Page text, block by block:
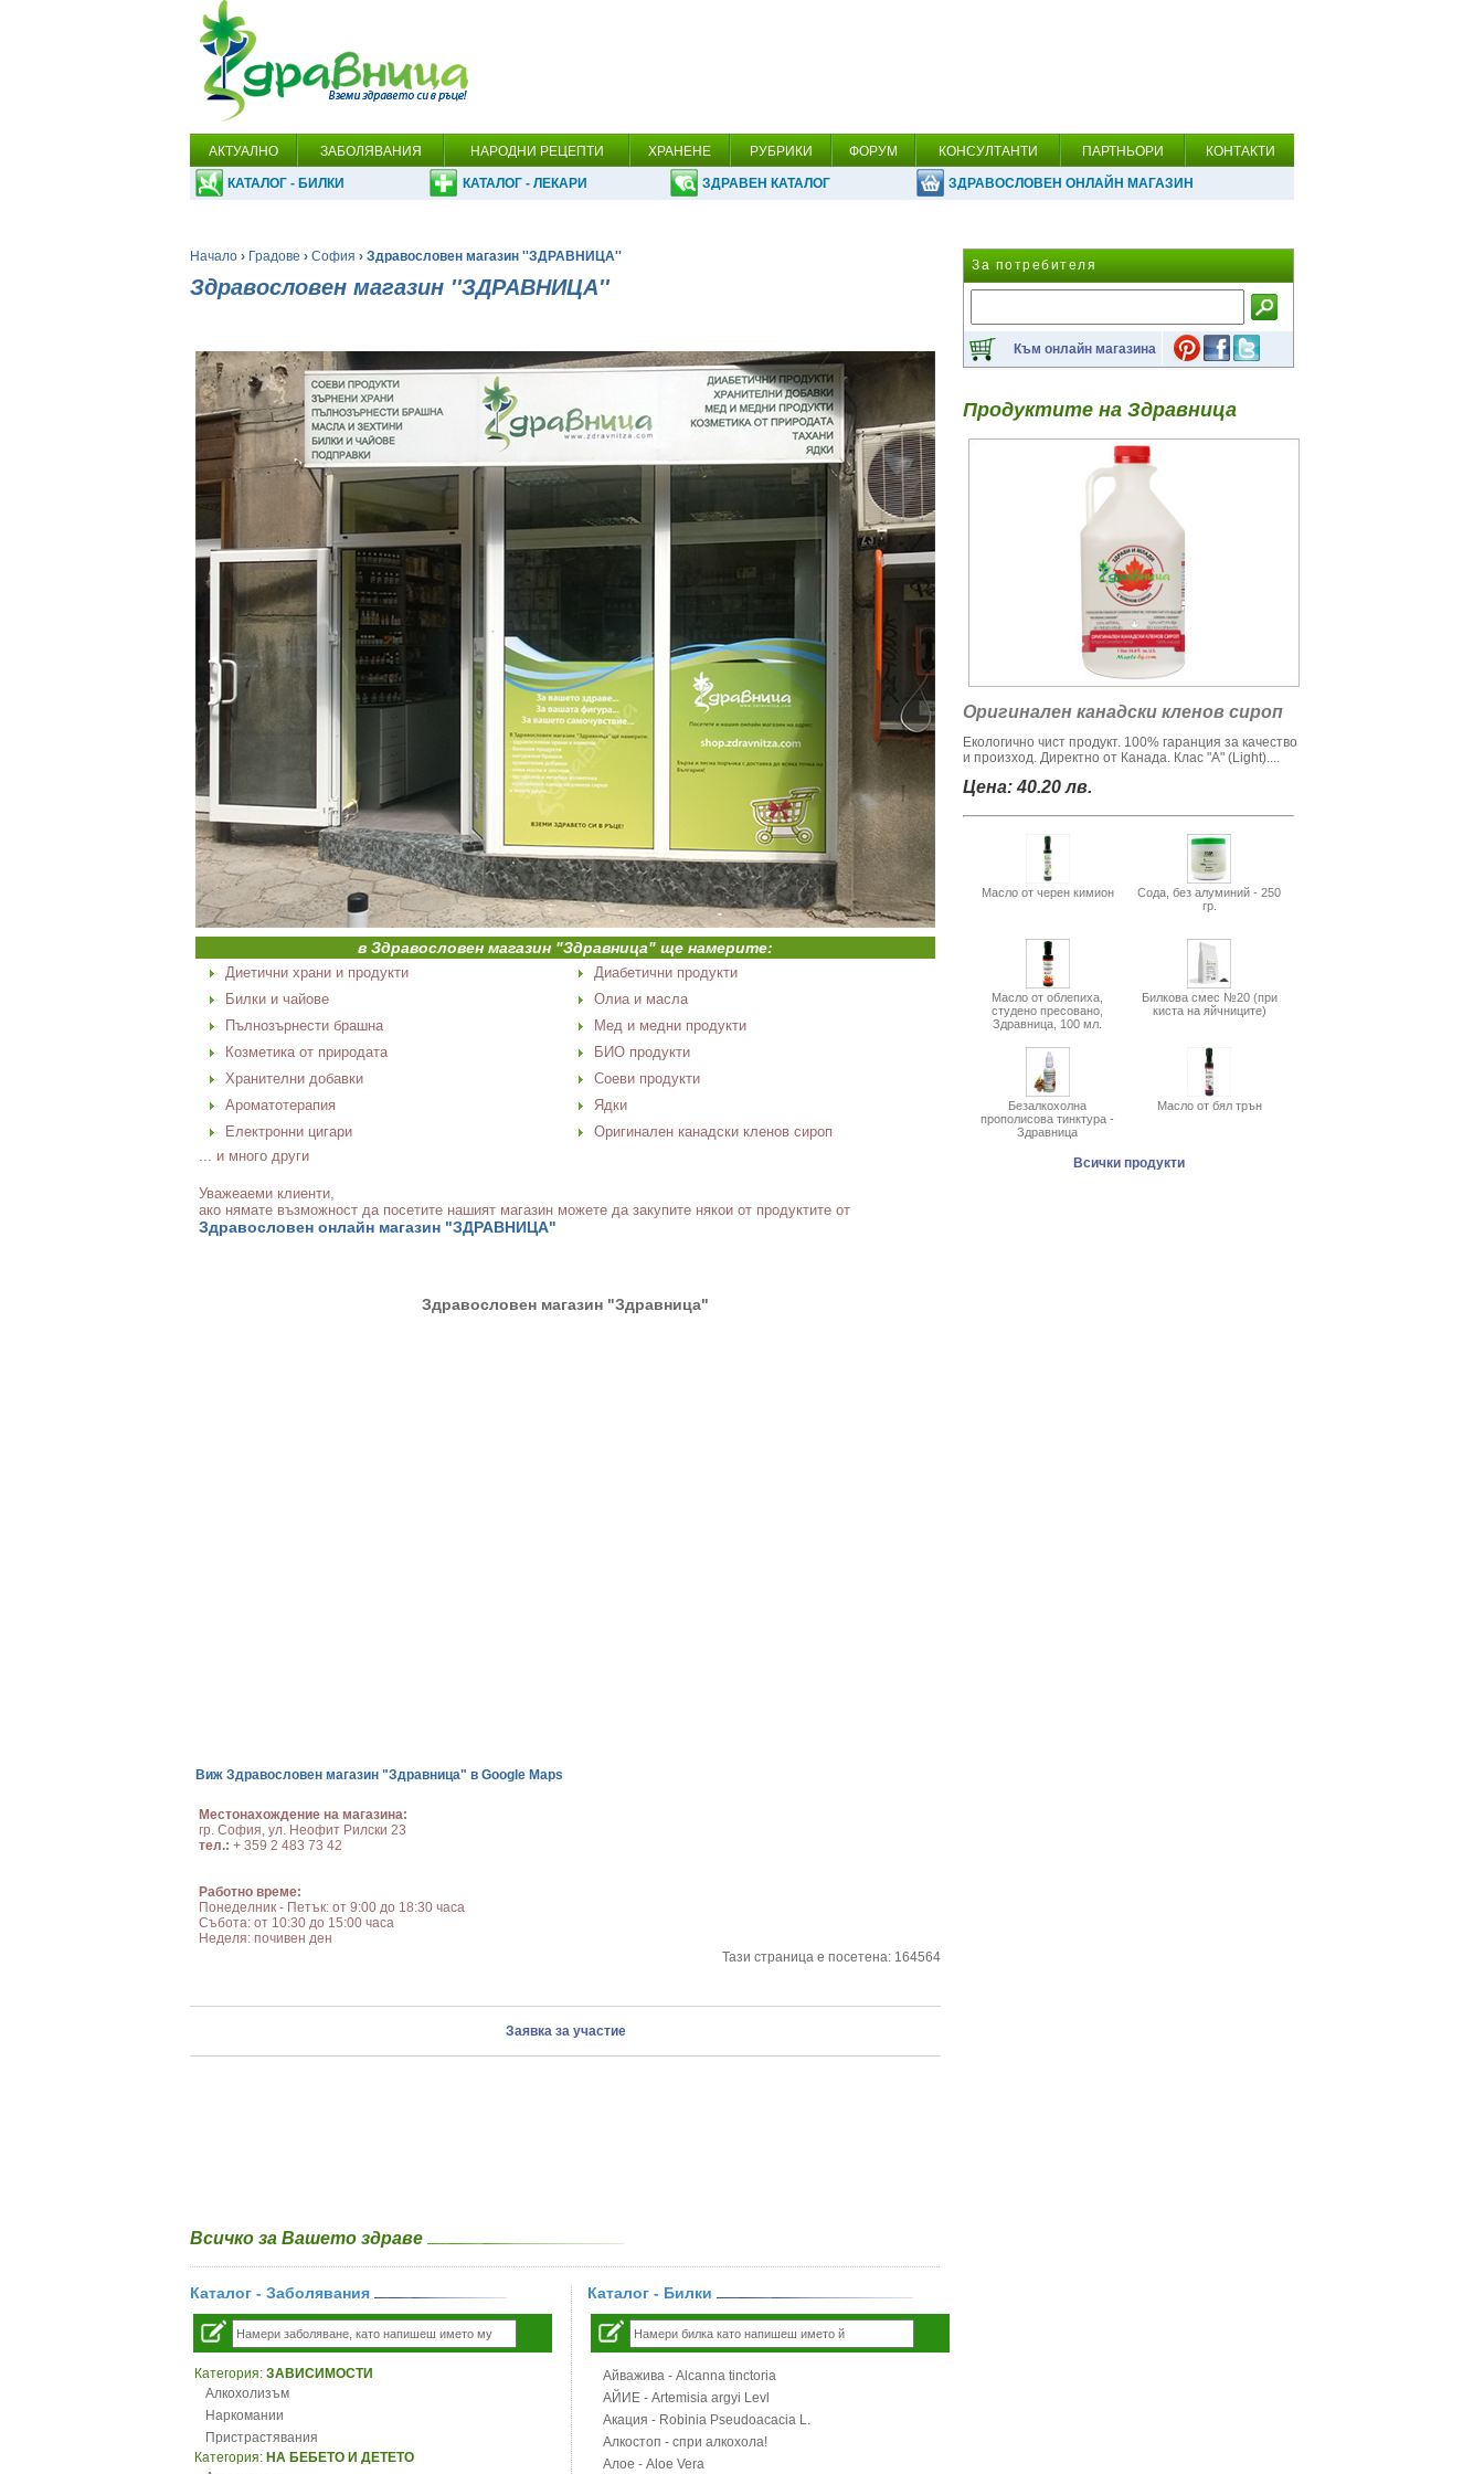
АКТУАЛНО ЗАБОЛЯВАНИЯ НАРОДНИ РЕЦЕПТИ ХРАНЕНЕ РУБРИКИ ФОРУМ КОНСУЛТАНТИ ПАРТНЬОРИ КОНТАКТИ
КАТАЛОГ - БИЛКИ КАТАЛОГ - ЛЕКАРИ ЗДРАВЕН КАТАЛОГ ЗДРАВОСЛОВЕН ОНЛАЙН МАГАЗИН
Начало › Градове › София › Здравословен магазин ''ЗДРАВНИЦА''
Здравословен магазин ''ЗДРАВНИЦА''
в Здравословен магазин "Здравница" ще намерите:
Диетични храни и продукти
Диабетични продукти
Билки и чайове
Олиа и масла
Пълнозърнести брашна
Мед и медни продукти
Козметика от природата
БИО продукти
Хранителни добавки
Соеви продукти
Ароматотерапия
Ядки
Електронни цигари
Оригинален канадски кленов сироп
... и много други
Уважеаеми клиенти,
ако нямате възможност да посетите нашият магазин можете да закупите някои от продуктите от
Здравословен онлайн магазин "ЗДРАВНИЦА"
Здравословен магазин "Здравница"
Виж Здравословен магазин "Здравница" в Google Maps
Местонахождение на магазина:
гр. София, ул. Неофит Рилски 23
тел.: + 359 2 483 73 42
Работно време:
Понеделник - Петък: от 9:00 до 18:30 часа
Събота: от 10:30 до 15:00 часа
Неделя: почивен ден
Тази страница е посетена: 164564
Заявка за участие
Всичко за Вашето здраве
Каталог - Заболявания
Категория: ЗАВИСИМОСТИ
Алкохолизъм
Наркомании
Пристрастявания
Категория: НА БЕБЕТО И ДЕТЕТО
Каталог - Билки
Айважива - Alcanna tinctoria
АЙИЕ - Artemisia argyi Levl
Акация - Robinia Pseudoacacia L.
Алкостоп - спри алкохола!
Алое - Aloe Vera
За потребителя
Към онлайн магазина
Продуктите на Здравница
Оригинален канадски кленов сироп
Екологично чист продукт. 100% гаранция за качество
и произход. Директно от Канада. Клас "А" (Light)....
Цена: 40.20 лв.
Масло от черен кимион
Сода, без алуминий - 250
гр.
Масло от облепиха,
студено пресовано,
Здравница, 100 мл.
Билкова смес №20 (при
киста на яйчниците)
Безалкохолна
прополисова тинктура -
Здравница
Масло от бял трън
Всички продукти